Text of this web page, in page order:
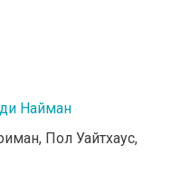
Найман
Пол Уайтхаус,